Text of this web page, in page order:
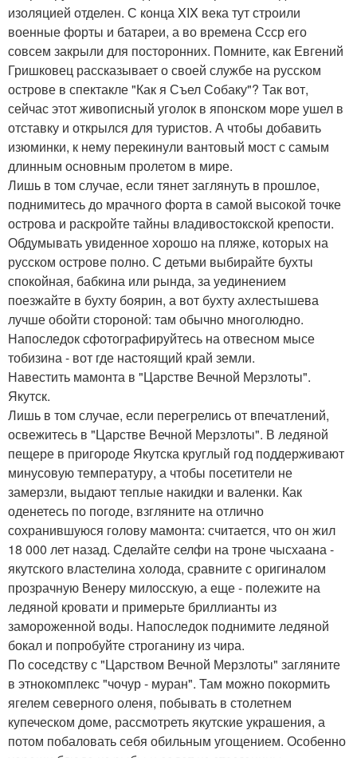
изоляцией отделен. С конца XIX века тут строили
военные форты и батареи, а во времена Ссср его
совсем закрыли для посторонних. Помните, как Евгений
Гришковец рассказывает о своей службе на русском
острове в спектакле "Как я Съел Собаку"? Так вот,
сейчас этот живописный уголок в японском море ушел в
отставку и открылся для туристов. А чтобы добавить
изюминки, к нему перекинули вантовый мост с самым
длинным основным пролетом в мире.
Лишь в том случае, если тянет заглянуть в прошлое,
поднимитесь до мрачного форта в самой высокой точке
острова и раскройте тайны владивостокской крепости.
Обдумывать увиденное хорошо на пляже, которых на
русском острове полно. С детьми выбирайте бухты
спокойная, бабкина или рында, за уединением
поезжайте в бухту боярин, а вот бухту ахлестышева
лучше обойти стороной: там обычно многолюдно.
Напоследок сфотографируйтесь на отвесном мысе
тобизина - вот где настоящий край земли.
Навестить мамонта в "Царстве Вечной Мерзлоты".
Якутск.
Лишь в том случае, если перегрелись от впечатлений,
освежитесь в "Царстве Вечной Мерзлоты". В ледяной
пещере в пригороде Якутска круглый год поддерживают
минусовую температуру, а чтобы посетители не
замерзли, выдают теплые накидки и валенки. Как
оденетесь по погоде, взгляните на отлично
сохранившуюся голову мамонта: считается, что он жил
18 000 лет назад. Сделайте селфи на троне чысхаана -
якутского властелина холода, сравните с оригиналом
прозрачную Венеру милосскую, а еще - полежите на
ледяной кровати и примерьте бриллианты из
замороженной воды. Напоследок поднимите ледяной
бокал и попробуйте строганину из чира.
По соседству с "Царством Вечной Мерзлоты" загляните
в этнокомплекс "чочур - муран". Там можно покормить
ягелем северного оленя, побывать в столетнем
купеческом доме, рассмотреть якутские украшения, а
потом побаловать себя обильным угощением. Особенно